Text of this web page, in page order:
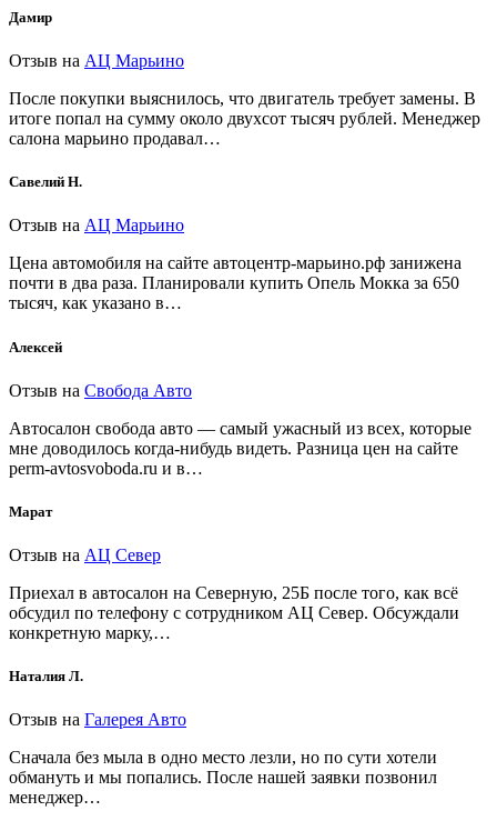
Дамир
Отзыв на АЦ Марьино
После покупки выяснилось, что двигатель требует замены. В
итоге попал на сумму около двухсот тысяч рублей. Менеджер
салона марьино продавал…
Савелий Н.
Отзыв на АЦ Марьино
Цена автомобиля на сайте автоцентр-марьино.рф занижена
почти в два раза. Планировали купить Опель Мокка за 650
тысяч, как указано в…
Алексей
Отзыв на Свобода Авто
Автосалон свобода авто — самый ужасный из всех, которые
мне доводилось когда-нибудь видеть. Разница цен на сайте
perm-avtosvoboda.ru и в…
Марат
Отзыв на АЦ Север
Приехал в автосалон на Северную, 25Б после того, как всё
обсудил по телефону с сотрудником АЦ Север. Обсуждали
конкретную марку,…
Наталия Л.
Отзыв на Галерея Авто
Сначала без мыла в одно место лезли, но по сути хотели
обмануть и мы попались. После нашей заявки позвонил
менеджер…